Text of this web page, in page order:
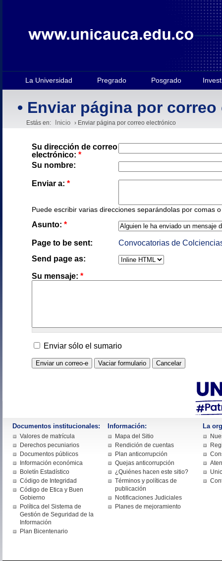
La Universidad Pregrado Posgrado
• Enviar página por
Estás en: Inicio › Enviar página por correo electrónico
Su dirección de correo
electrónico: *
Su nombre:
Enviar a: *
Puede escribir varias direcciones separándolas por comas
Asunto: *
Page to be sent:
Convocatorias de
Send page as:
Su mensaje: *
Enviar sólo el sumario
Documentos institucionales:
Valores de matrícula
Derechos pecuniarios
Documentos públicos
Información económica
Boletín Estadístico
Código de Integridad
Código de Etica y Buen
Gobierno
Política del Sistema de
Gestión de Seguridad de la
Información
Plan Bicentenario
Información:
Mapa del Sitio
Rendición de cuentas
Plan anticorrupción
Quejas anticorrupción
¿Quiénes hacen este sitio?
Términos y políticas de
publicación
Notificaciones Judiciales
Planes de mejoramiento
La